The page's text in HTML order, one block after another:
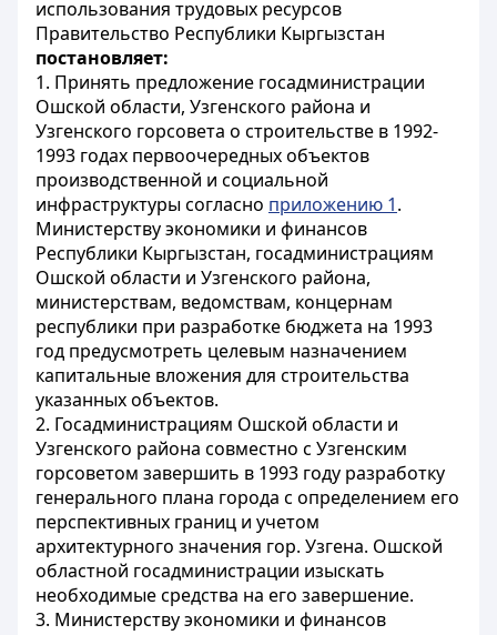
использования трудовых ресурсов
Правительство Республики Кыргызстан
постановляет:
1. Принять предложение госадминистрации
Ошской области, Узгенского района и
Узгенского горсовета о строительстве в 1992-
1993 годах первоочередных объектов
производственной и социальной
инфраструктуры согласно приложению 1.
Министерству экономики и финансов
Республики Кыргызстан, госадминистрациям
Ошской области и Узгенского района,
министерствам, ведомствам, концернам
республики при разработке бюджета на 1993
год предусмотреть целевым назначением
капитальные вложения для строительства
указанных объектов.
2. Госадминистрациям Ошской области и
Узгенского района совместно с Узгенским
горсоветом завершить в 1993 году разработку
генерального плана города с определением его
перспективных границ и учетом
архитектурного значения гор. Узгена. Ошской
областной госадминистрации изыскать
необходимые средства на его завершение.
3. Министерству экономики и финансов